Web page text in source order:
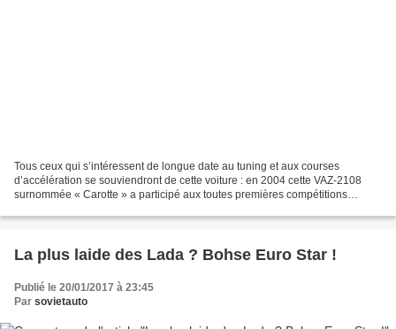
Tous ceux qui s’intéressent de longue date au tuning et aux courses
d’accélération se souviendront de cette voiture : en 2004 cette VAZ-2108
surnommée « Carotte » a participé aux toutes premières compétitions
La plus laide des Lada ? Bohse Euro Star !
Publié le 20/01/2017 à 23:45
Par sovietauto